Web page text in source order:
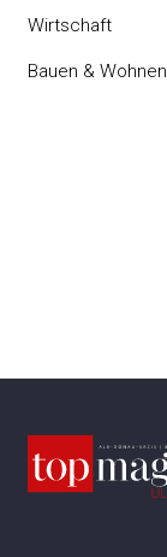
Wirtschaft
Bauen & Wohnen